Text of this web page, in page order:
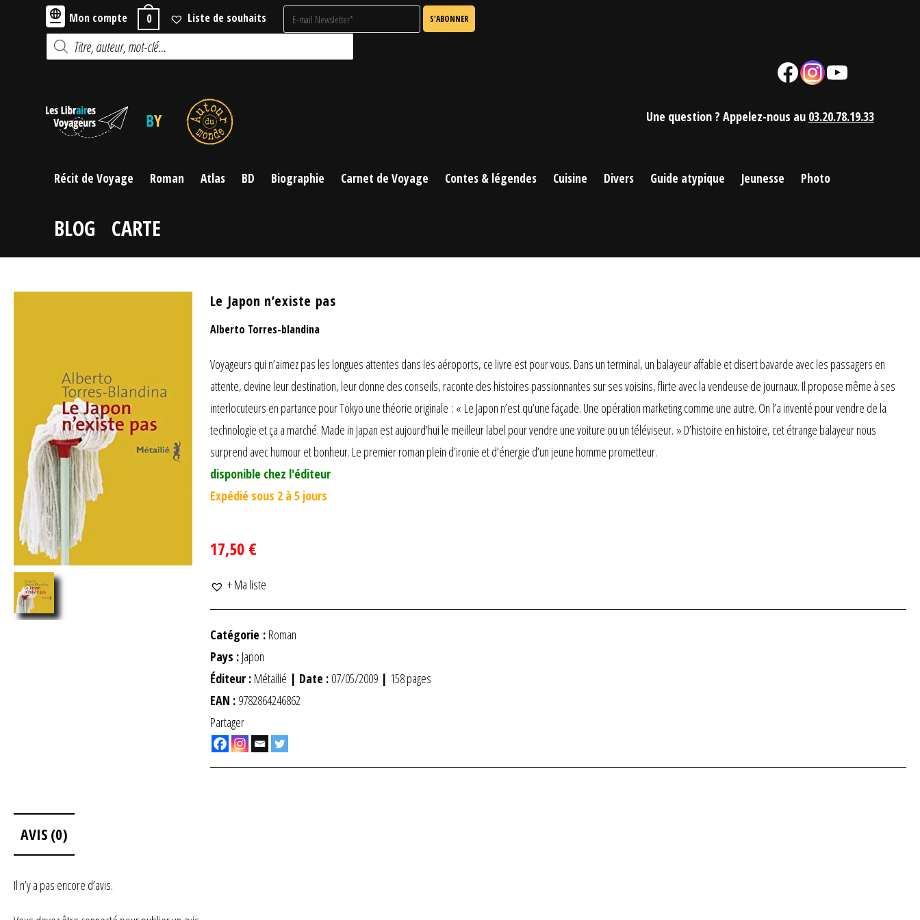
Mon compte 0 Liste de souhaits
Recherche
de
produits
FacebookInstagramYouTube
Une question ? Appelez-nous au 03.20.78.19.33
Récit de Voyage Roman Atlas BD Biographie Carnet de Voyage Contes & légendes Cuisine Divers Guide atypique Jeunesse Photo
BLOG CARTE
Le Japon n’existe pas
Alberto Torres-blandina
Voyageurs qui n’aimez pas les longues attentes dans les aéroports, ce livre est pour vous. Dans un terminal, un balayeur affable et disert bavarde avec les passagers en
attente, devine leur destination, leur donne des conseils, raconte des histoires passionnantes sur ses voisins, flirte avec la vendeuse de journaux. Il propose même à ses
interlocuteurs en partance pour Tokyo une théorie originale : « Le Japon n’est qu’une façade. Une opération marketing comme une autre. On l’a inventé pour vendre de la
technologie et ça a marché. Made in Japan est aujourd’hui le meilleur label pour vendre une voiture ou un téléviseur. » D’histoire en histoire, cet étrange balayeur nous
surprend avec humour et bonheur. Le premier roman plein d’ironie et d’énergie d’un jeune homme prometteur.
disponible chez l'éditeur
Expédié sous 2 à 5 jours
17,50 €
+ Ma liste
Catégorie : Roman
Pays : Japon
Éditeur : Métailié | Date : 07/05/2009| 158 pages
EAN : 9782864246862
Partager
AVIS (0)
Il n’y a pas encore d’avis.